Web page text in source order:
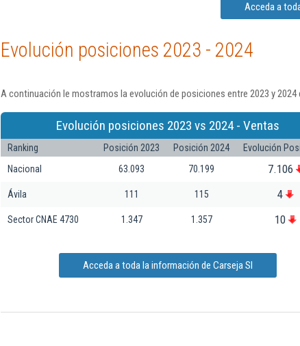
Acceda a
Evolución posiciones 2023 - 2024
A continuación le mostramos la evolución de posiciones entre 2023 y
Evolución posiciones 2023 vs 2024 - Ventas
Ranking Posición 2023 Posición 2024
Evolución
Nacional
63.093 70.199 7.106
Ávila 111 115 4
Sector CNAE 4730 1.347 1.357 10
Acceda a toda la información de Carseja Sl